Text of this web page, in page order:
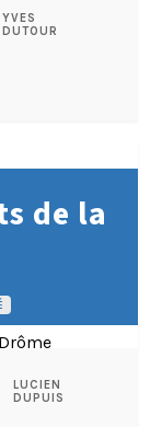
YVES
DUTOUR
de la
LUCIEN
DUPUIS